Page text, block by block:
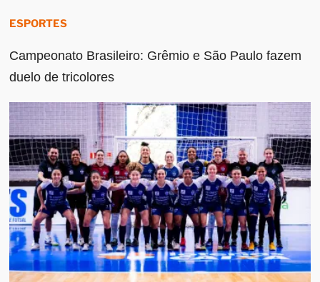
ESPORTES
Campeonato Brasileiro: Grêmio e São Paulo fazem
duelo de tricolores